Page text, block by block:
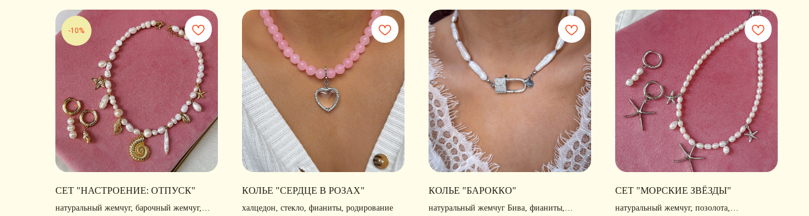
-10%
СЕТ "НАСТРОЕНИЕ: ОТПУСК"
натуральный жемчуг, барочный жемчуг,
КОЛЬЕ "СЕРДЦЕ В РОЗАХ"
халцедон, стекло, фианиты, родирование
КОЛЬЕ "БАРОККО"
натуральный жемчуг Бива, фианиты,
СЕТ "МОРСКИЕ ЗВЁЗДЫ"
натуральный жемчуг, позолота,